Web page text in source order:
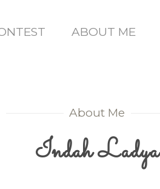
ABOUT ME
About Me
Indah Ladya